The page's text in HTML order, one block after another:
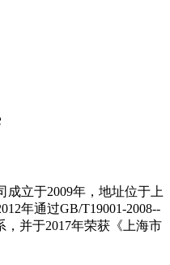
成立于2009年，地址位于上
年通过GB/T19001-2008--
，并于2017年荣获《上海市